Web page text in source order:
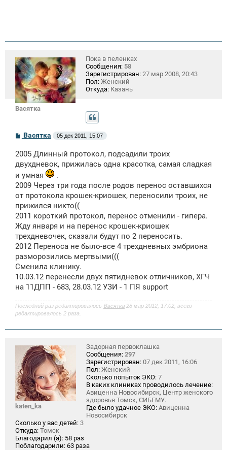
Васятка
Пока в пеленках
Сообщения: 58
Зарегистрирован: 27 мар 2008, 20:43
Пол: Женский
Откуда: Казань
С
б
щ
н
и
Васятка 05 дек 2011, 15:07
2005 Длинный протокол, подсадили троих
двухдневок, прижилась одна красотка, самая сладкая
и умная
.
2009 Через три года после родов перенос оставшихся
от протокола крошек-криошек, переносили троих, не
прижился никто((
2011 короткий протокол, перенос отменили - гипера.
Жду января и на перенос крошек-криошек
трехдневочек, сказали будут по 2 переносить.
2012 Переноса не было-все 4 трехдневных эмбриона
разморозились мертвыми(((
Сменила клинику.
10.03.12 перенесли двух пятидневок отличников, ХГЧ
на 11ДПП - 683, 28.03.12 УЗИ - 1 ПЯ support
Последний раз редактировалось Васятка 28 мар 2012, 17:02, всего
редактировалось 2 раза.
katen_ka
Задорная первоклашка
Сообщения: 297
Зарегистрирован: 07 дек 2011, 16:06
Пол: Женский
Сколько попыток ЭКО: 7
В каких клиниках проводилось лечение:
Авиценна Новосибирск, Центр женского
здоровья Томск, СИБГМУ.
Где было удачное ЭКО: Авиценна
Новосибирск
Сколько у вас детей: 3
Откуда: Томск
Благодарил (а): 58 раз
Поблагодарили: 63 раза